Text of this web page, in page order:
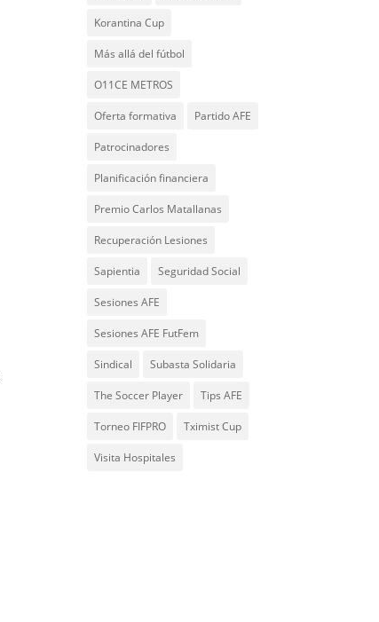
Korantina Cup
Más allá del fútbol
O11CE METROS
Oferta formativa Partido AFE
Patrocinadores
Planificación financiera
Premio Carlos Matallanas
Recuperación Lesiones
Sapientia Seguridad Social
Sesiones AFE
Sesiones AFE FutFem
Sindical Subasta Solidaria
The Soccer Player Tips AFE
Torneo FIFPRO Tximist Cup
Visita Hospitales